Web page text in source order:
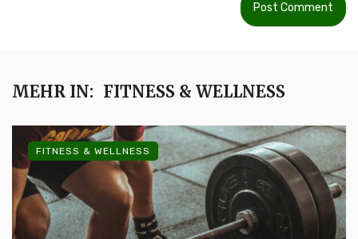
MEHR IN: FITNESS & WELLNESS
FITNESS & WELLNESS